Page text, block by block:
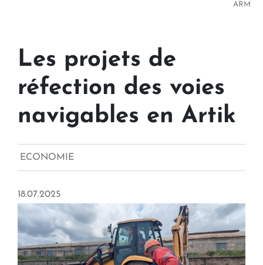
ARM
Les projets de
réfection des voies
navigables en Artik
ECONOMIE
18.07.2025